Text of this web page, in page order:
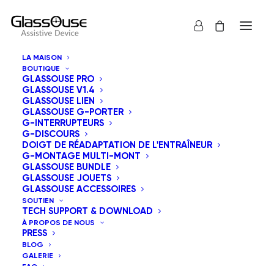
LA MAISON
BOUTIQUE
GLASSOUSE PRO
GLASSOUSE V1.4
GLASSOUSE LIEN
GLASSOUSE G-PORTER
G-INTERRUPTEURS
G-DISCOURS
DOIGT DE RÉADAPTATION DE L'ENTRAÎNEUR
G-MONTAGE MULTI-MONT
GLASSOUSE BUNDLE
GLASSOUSE JOUETS
GLASSOUSE ACCESSOIRES
SOUTIEN
TECH SUPPORT & DOWNLOAD
À PROPOS DE NOUS
PRESS
BLOG
GALERIE
Tous GlassOuse Jouets
Tri par popularité
Tri par défaut
Tri du plus récent au plus ancien
Tri par tarif décroissant